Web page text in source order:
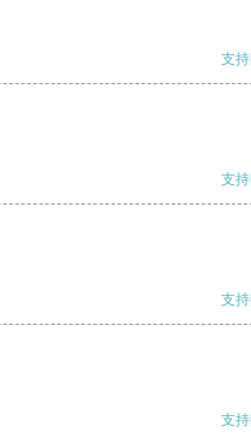
支持
支持
支持
支持